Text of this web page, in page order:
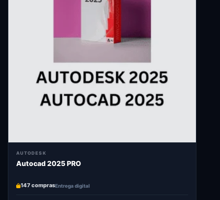
AUTODESK
Autocad 2025 PRO
147 comprasEntrega digital